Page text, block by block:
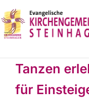
Tanzen
für